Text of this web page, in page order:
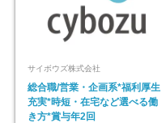
サイボウズ株式会社
総合職/営業・企画系*福利厚生
充実*時短・在宅など選べる働
き方*賞与年2回